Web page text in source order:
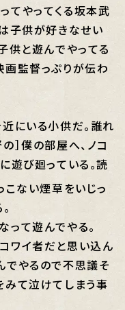
てやってくる坂本武
子供が好きなせい
供と遊んでやってる
画監督っぷりが伝わ
にいる小供だ。誰れ
］僕の部屋へ、ノコ
遊び廻っている。読
こない煙草をいじっ
て遊んでやる。
ワイ者だと思い込ん
でやるので不思議そ
みて泣けてしまう事